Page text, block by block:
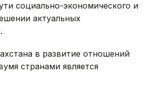
социально-экономического и
актуальных
в развитие отношений
странами является